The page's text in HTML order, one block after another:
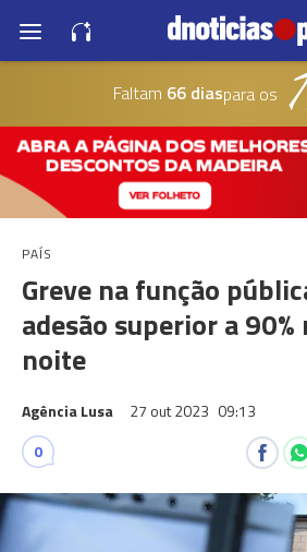
Faltam 66 diaspara os
PAÍS
Greve na função
adesão superior a
noite
Agência Lusa 27 out 2023 09:13
0